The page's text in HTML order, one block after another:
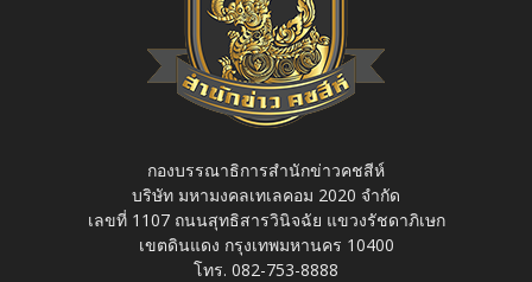
กองบรรณาธิการสำนักข่าวคชสีห์
บริษัท มหามงคลเทเลคอม 2020 จำกัด
เลขที่ 1107 ถนนสุทธิสารวินิจฉัย แขวงรัชดาภิเษก
เขตดินแดง กรุงเทพมหานคร 10400
โทร. 082-753-8888